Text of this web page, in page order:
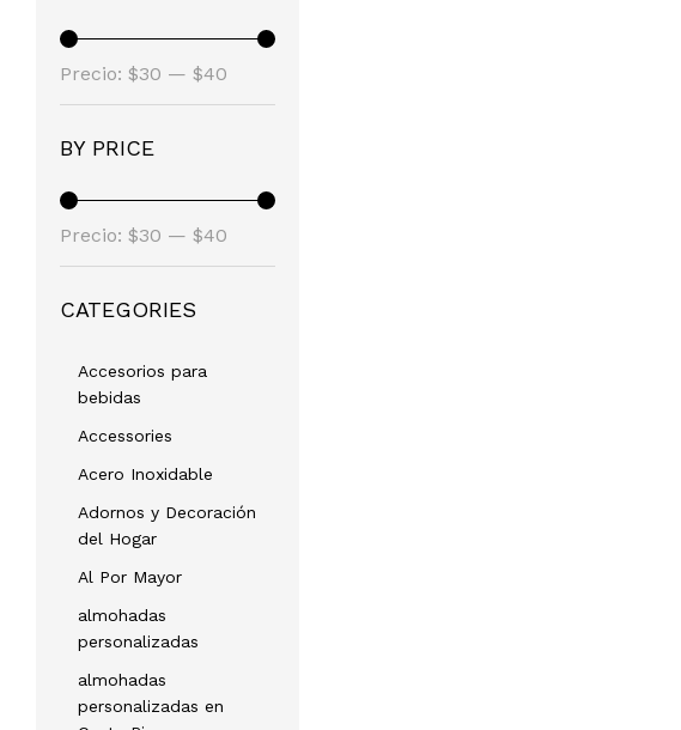
mínimo
máximo
Precio: $30 — $40
BY PRICE
mínimo
máximo
Precio: $30 — $40
CATEGORIES
Accesorios para
bebidas
Accessories
Acero Inoxidable
Adornos y Decoración
del Hogar
Al Por Mayor
almohadas
personalizadas
almohadas
personalizadas en